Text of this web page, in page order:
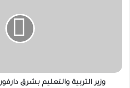
الشهادة
السودانيةوزير التربية والتعليم بشرق